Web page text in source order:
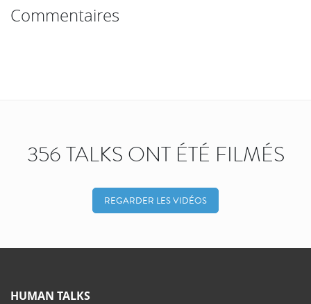
Commentaires
356 TALKS ONT ÉTÉ FILMÉS
REGARDER LES VIDÉOS
HUMAN TALKS